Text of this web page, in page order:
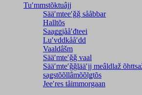
Tuʹmmstõktuâjj
Sääʹmteeʹǧǧ sååbbar
Halltõs
Saaǥǥjååʹđteei
Luʹvddkååʹdd
Vaaldâšm
Sääʹmteʹǧǧ vaal
Sääʹmteʹǧǧlääʹjj meâldlaž
saǥstõõllâmõõlǥtõs
Jeeʹres tåimmorgaan